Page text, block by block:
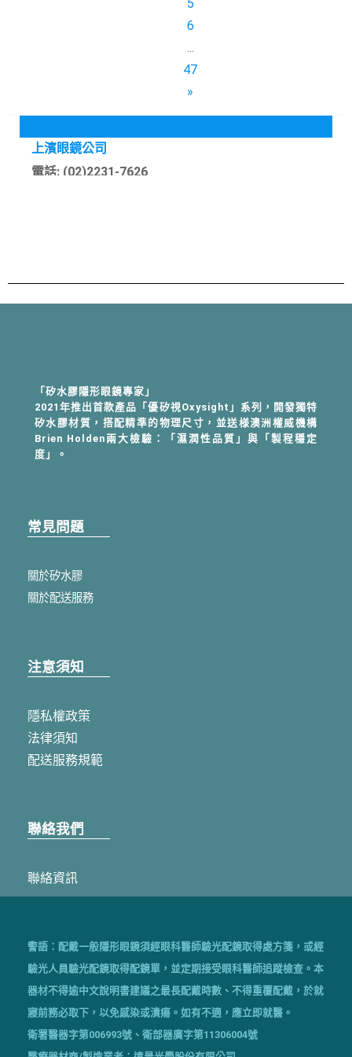
5
6
...
47
»
上濱眼鏡公司
電話: (02)2231-7626
地址: 111台北市士林區忠誠路二段76巷16號-2號
光南流行生活館-南紡
電話: (06)237-8899
地址: 701台南市東區中華東路一段358號3樓(南紡購
光南大批發-永康中華
地址: 710台南市永康區中華路617號
地址: 800高雄市新興區文橫一路17號
光南大批發-岡山
電話: (07)622-9386
地址: 820高雄市岡山區溪東路2號
電話: (07)831-3888
地址: 806高雄市前鎮區中華五路789號 藍鯨館 2F
4
5
6
...
47
「矽水膠隱形眼鏡專家」
2021年推出首款產品「優矽視Oxysight」系列，開發獨特
矽水膠材質，搭配精準的物理尺寸，並送様澳洲權威機構
Brien Holden兩大檢驗：「濕潤性品質」與「製程穩定
度」。
常見問題
關於矽水膠
關於配送服務
注意須知
隱私權政策
法律須知
配送服務規範
聯絡我們
聯絡資訊
警語：配戴一般隱形眼鏡須經眼科醫師驗光配鏡取得處方箋，或經
驗光人員驗光配鏡取得配鏡單，並定期接受眼科醫師追蹤檢查。本
器材不得逾中文說明書建議之最長配戴時數、不得重覆配戴，於就
寢前務必取下，以免感染或潰瘍。如有不適，應立即就醫。
衛署醫器字第006993號、衛部器廣字第11306004號